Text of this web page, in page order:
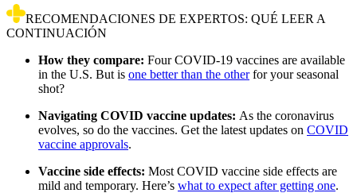
RECOMENDACIONES DE EXPERTOS: QUÉ LEER A
CONTINUACIÓN
How they compare: Four COVID-19 vaccines are available
in the U.S. But is one better than the otherfor your seasonal
shot?
Navigating COVID vaccine updates: As the coronavirus
evolves, so do the vaccines. Get the latest updates on COVID
vaccine approvals.
Vaccine side effects: Most COVID vaccine side effects are
mild and temporary. Here’s what to expect after getting one.